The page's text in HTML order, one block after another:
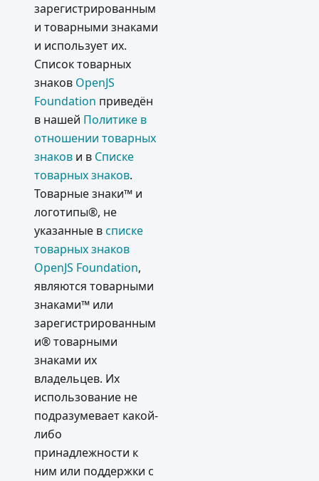
зарегистрированным
и товарными знаками
и использует их.
Список товарных
знаков OpenJS
Foundation приведён
в нашей Политике в
отношении товарных
знаков и в Списке
товарных знаков.
Товарные знаки™ и
логотипы®, не
указанные всписке
товарных знаков
OpenJS Foundation,
являются товарными
знаками™ или
зарегистрированным
и® товарными
знаками их
владельцев. Их
использование не
подразумевает какой-
либо
принадлежности к
ним или поддержки с